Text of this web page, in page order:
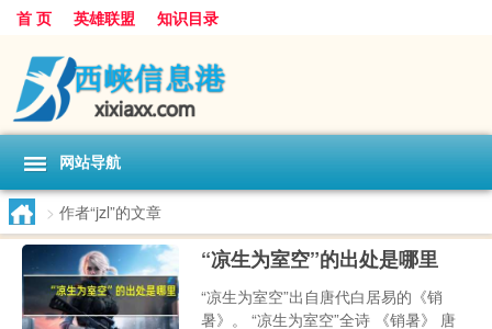
首 页 英雄联盟 知识目录
网站导航
> 作者“jzl”的文章
“凉生为室空”的出处是哪里
“凉生为室空”出自唐代白居易的《销
暑》。 “凉生为室空”全诗 《销暑》 唐